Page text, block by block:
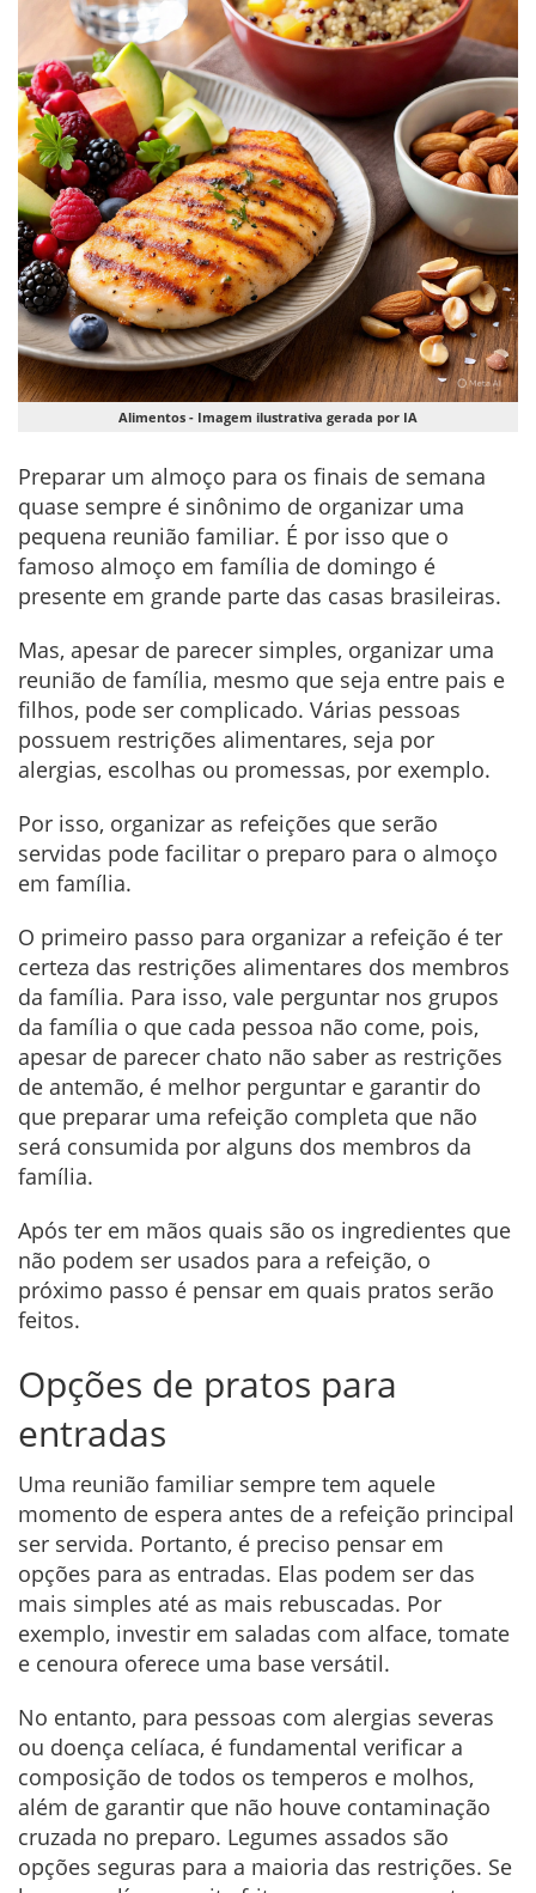
Alimentos - Imagem ilustrativa gerada por IA
Preparar um almoço para os finais de semana
quase sempre é sinônimo de organizar uma
pequena reunião familiar. É por isso que o
famoso almoço em família de domingo é
presente em grande parte das casas brasileiras.
Mas, apesar de parecer simples, organizar uma
reunião de família, mesmo que seja entre pais e
filhos, pode ser complicado. Várias pessoas
possuem restrições alimentares, seja por
alergias, escolhas ou promessas, por exemplo.
Por isso, organizar as refeições que serão
servidas pode facilitar o preparo para o almoço
em família.
O primeiro passo para organizar a refeição é ter
certeza das restrições alimentares dos membros
da família. Para isso, vale perguntar nos grupos
da família o que cada pessoa não come, pois,
apesar de parecer chato não saber as restrições
de antemão, é melhor perguntar e garantir do
que preparar uma refeição completa que não
será consumida por alguns dos membros da
família.
Após ter em mãos quais são os ingredientes que
não podem ser usados para a refeição, o
próximo passo é pensar em quais pratos serão
feitos.
Opções de pratos para
entradas
Uma reunião familiar sempre tem aquele
momento de espera antes de a refeição principal
ser servida. Portanto, é preciso pensar em
opções para as entradas. Elas podem ser das
mais simples até as mais rebuscadas. Por
exemplo, investir em saladas com alface, tomate
e cenoura oferece uma base versátil.
No entanto, para pessoas com alergias severas
ou doença celíaca, é fundamental verificar a
composição de todos os temperos e molhos,
além de garantir que não houve contaminação
cruzada no preparo. Legumes assados são
opções seguras para a maioria das restrições. Se